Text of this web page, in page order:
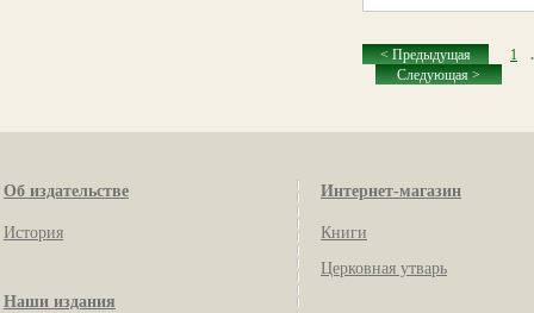
< Предыдущая 1
Следующая >
Об издательстве
История
Наши издания
Интернет-магазин
Книги
Церковная утварь